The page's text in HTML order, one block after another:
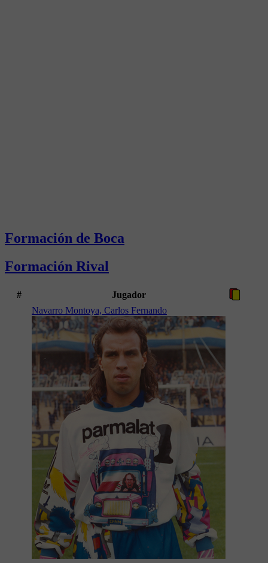
Formación de Boca
Formación Rival
#
Jugador
Navarro Montoya, Carlos Fernando